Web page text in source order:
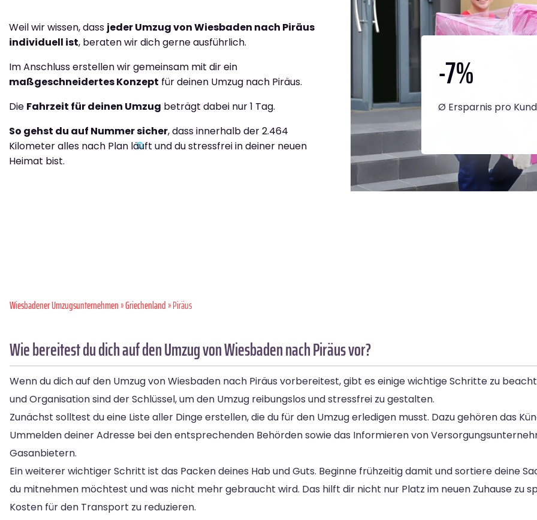
Weil wir wissen, dass jeder Umzug von Wiesbaden nach Piräus
individuell ist, beraten wir dich gerne ausführlich.
Im Anschluss erstellen wir gemeinsam mit dir ein
maßgeschneidertes Konzept für deinen Umzug nach Piräus.
Die Fahrzeit für deinen Umzug beträgt dabei nur 1 Tag.
So gehst du auf Nummer sicher, dass innerhalb der 2.464
Kilometer alles nach Plan läuft und du stressfrei in deiner neuen
Heimat bist.
-7%
Ø Ersparnis pro
Wiesbadener Umzugsunternehmen»Griechenland» Piräus
Wie bereitest du dich auf den Umzug von Wiesbaden nach Piräus vor?
Wenn du dich auf den Umzug von Wiesbaden nach Piräus vorbereitest, gibt es einige wichtige Schritte zu
und Organisation sind der Schlüssel, um den Umzug reibungslos und stressfrei zu gestalten.
Zunächst solltest du eine Liste aller Dinge erstellen, die du für den Umzug erledigen musst. Dazu gehören das
Ummelden deiner Adresse bei den entsprechenden Behörden sowie das Informieren von
Gasanbietern.
Ein weiterer wichtiger Schritt ist das Packen deines Hab und Guts. Beginne frühzeitig damit und sortiere deine
du mitnehmen möchtest und was nicht mehr gebraucht wird. Das hilft dir nicht nur Platz im neuen Zuhause zu
Kosten für den Transport zu reduzieren.